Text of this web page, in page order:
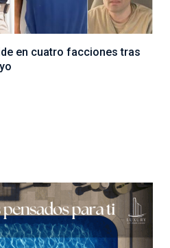
en cuatro facciones tras